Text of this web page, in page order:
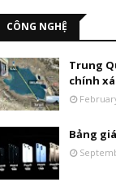
CÔNG NGHỆ
Trung
chính
Bảng